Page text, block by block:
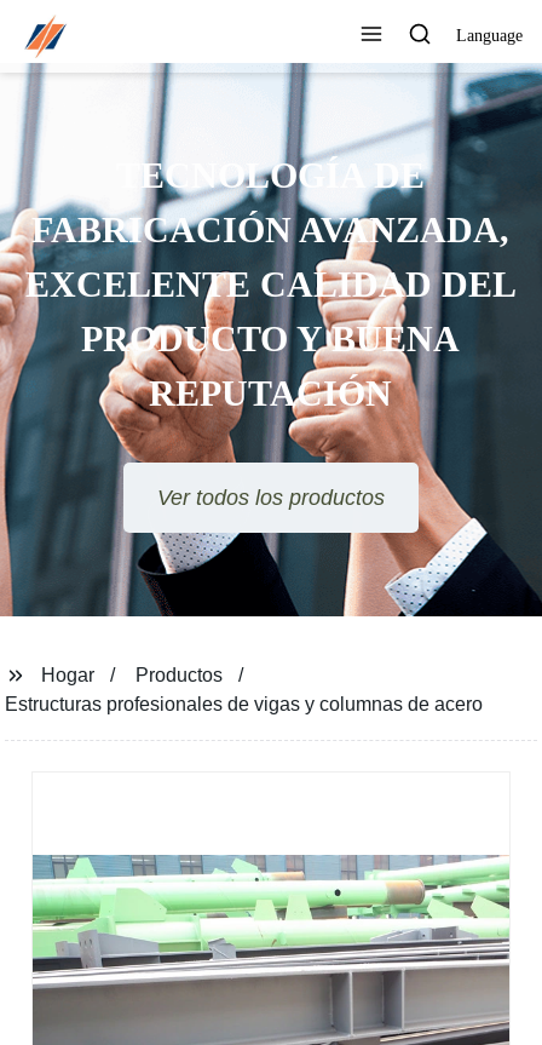
Language
TECNOLOGÍA DE
FABRICACIÓN AVANZADA,
EXCELENTE CALIDAD DEL
PRODUCTO Y BUENA
REPUTACIÓN
Ver todos los productos
Hogar
Productos
Estructuras profesionales de vigas y columnas de acero